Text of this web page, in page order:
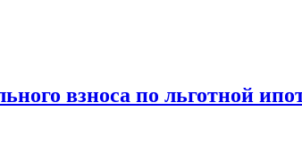
взноса по льготной